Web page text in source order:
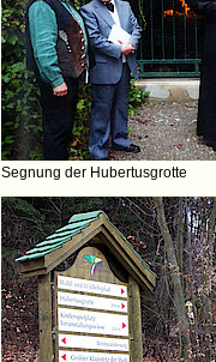
Segnung der Hubertusgrotte